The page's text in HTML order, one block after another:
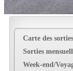
Carte des sorties
Sorties
Week-end/